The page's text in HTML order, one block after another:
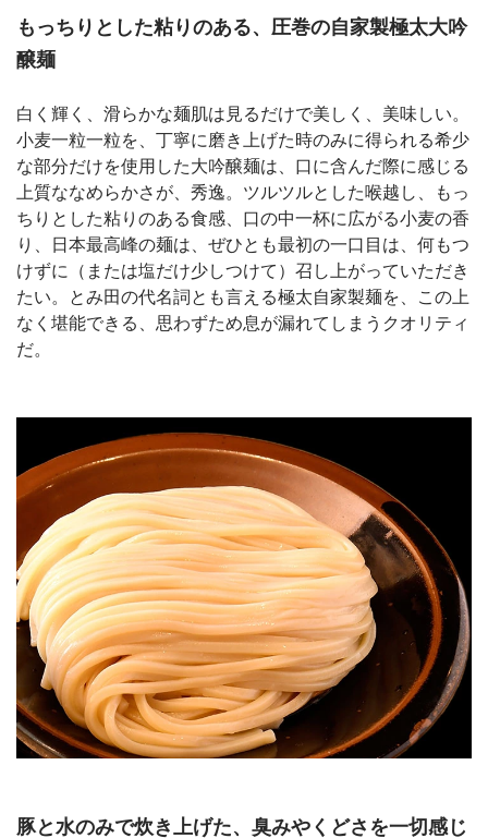
もっちりとした粘りのある、圧巻の自家製極太大吟
醸麺
白く輝く、滑らかな麺肌は見るだけで美しく、美味しい。
小麦一粒一粒を、丁寧に磨き上げた時のみに得られる希少
な部分だけを使用した大吟醸麺は、口に含んだ際に感じる
上質ななめらかさが、秀逸。ツルツルとした喉越し、もっ
ちりとした粘りのある食感、口の中一杯に広がる小麦の香
り、日本最高峰の麺は、ぜひとも最初の一口目は、何もつ
けずに（または塩だけ少しつけて）召し上がっていただき
たい。とみ田の代名詞とも言える極太自家製麺を、この上
なく堪能できる、思わずため息が漏れてしまうクオリティ
だ。
豚と水のみで炊き上げた、臭みやくどさを一切感じ